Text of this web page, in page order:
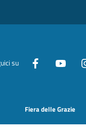
su
Fiera delle Grazie